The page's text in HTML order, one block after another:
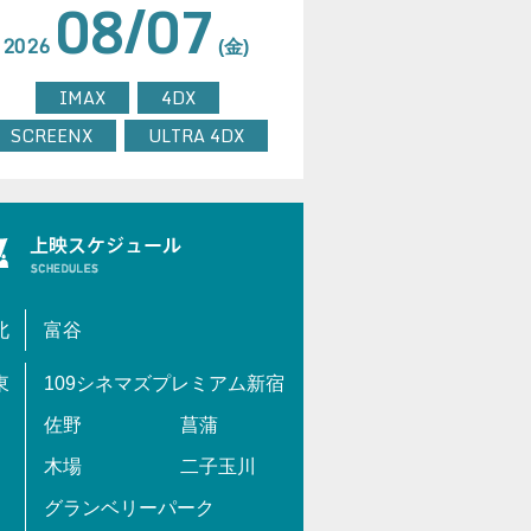
2026 08/07 (金)
IMAX
4DX
SCREENX
ULTRA 4DX
富谷
109シネマズプレミアム新宿
佐野 菖蒲
木場 二子玉川
グランベリーパーク